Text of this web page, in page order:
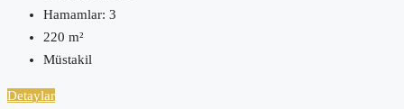
Hamamlar: 3
220 m²
Müstakil
Detaylar